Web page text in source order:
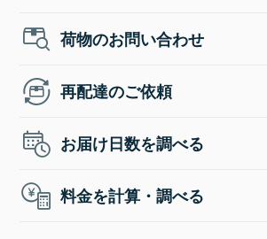
荷物のお問い合わせ
再配達のご依頼
お届け日数を調べる
料金を計算・調べる